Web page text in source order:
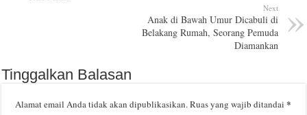
Next
Anak di Bawah Umur Dicabuli di
Belakang Rumah, Seorang Pemuda
Diamankan
Tinggalkan Balasan
Alamat email Anda tidak akan dipublikasikan.Ruas yang wajib ditandai*